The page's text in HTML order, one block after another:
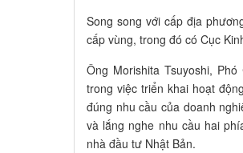
Song song với cấp địa
cấp vùng, trong đó có Cục
Ông Morishita Tsuyoshi,
trong việc triển khai hoạt
đúng nhu cầu của doanh
và lắng nghe nhu cầu hai
nhà đầu tư Nhật Bản.